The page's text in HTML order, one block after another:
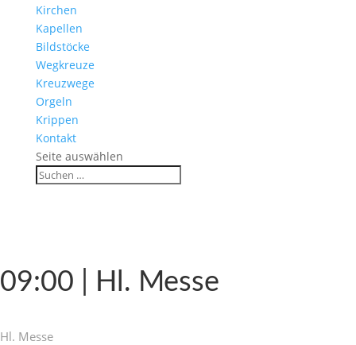
Kirchen
Kapellen
Bild­stöcke
Wegkreuze
Kreuz­wege
Orgeln
Krippen
Kontakt
Seite auswählen
09:00 | Hl. Messe
Hl. Messe